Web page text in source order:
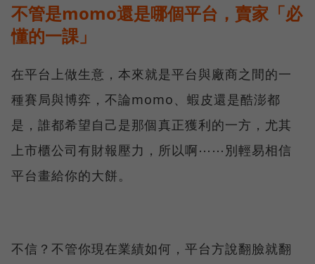
不管是momo還是哪個平台，賣家「必
懂的一課」
在平台上做生意，本來就是平台與廠商之間的一
種賽局與博弈，不論momo、蝦皮還是酷澎都
是，誰都希望自己是那個真正獲利的一方，尤其
上市櫃公司有財報壓力，所以啊⋯⋯別輕易相信
平台畫給你的大餅。
不信？不管你現在業績如何，平台方說翻臉就翻